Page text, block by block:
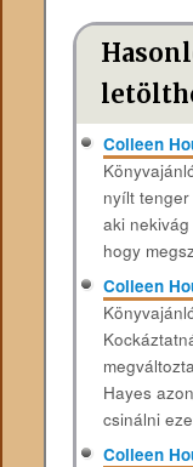
Colleen
nyílt
aki
hogy
Colleen
Hayes
csinálni
Colleen